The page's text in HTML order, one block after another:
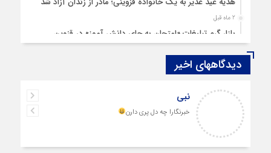
2 ماه قبل
بازار گرم تبلیغات «امتحان به جای دانش‌ آموز» در قزوین
قزوین ۱۴۰۴، گام‌هایی در سایه چالش‌ها
چهارشنبه‌ سوری بی‌غوغا
مردم قزوین زیر آوار گرانی مسکن
دیدگاههای اخیر
نبی
خبرنگارا چه دل پری دارن